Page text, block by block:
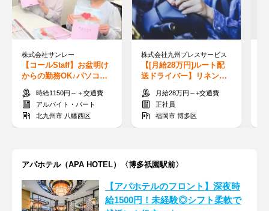
株式会社サンレー
【コールStaff】お盆明け
からの勤務OK♪パソコン
操作は一切なし◎短時間
勤務＆扶養内も◎
時給1150円～＋交通費
アルバイト・パート
北九州市 八幡西区
株式会社九州プレスサービス
【[月給28万円]ルート配
送ドライバー】リネンの
配送！日勤ルート◎中高
年世代の転職も歓迎
月給28万円～+交通費
正社員
福岡市 博多区
アパホテル（APA HOTEL）〈博多祇園駅前〉
【アパホテルのフロント】深夜時
給1500円！未経験◎シフト柔軟で